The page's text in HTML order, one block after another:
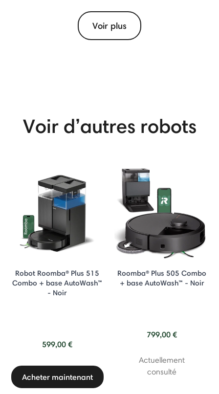
Voir plus
Voir d’autres robots
Robot Roomba® Plus 515
Combo + base AutoWash™
- Noir
599,00 €
Acheter maintenant
Roomba® Plus 505 Combo
+ base AutoWash™ - Noir
799,00 €
Actuellement
consulté